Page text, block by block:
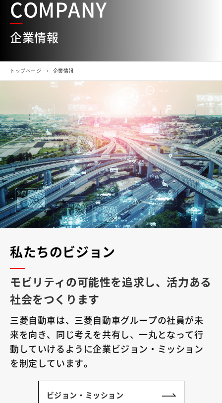
COMPANY
企業情報
トップページ 企業情報
私たちのビジョン
モビリティの可能性を追求し、活力ある
社会をつくります
三菱自動車は、三菱自動車グループの社員が未
来を向き、同じ考えを共有し、一丸となって行
動していけるように企業ビジョン・ミッション
を制定しています。
ビジョン・ミッション